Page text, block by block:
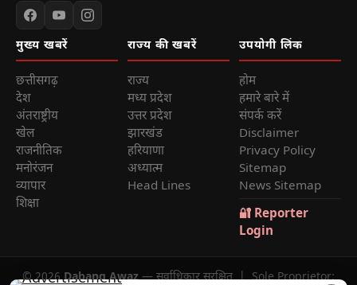
मुख्य खबरें
छत्तीसगढ़
देश
अंतराष्ट्रीय
खेल
राजनीतिक
मनोरंजन
व्यापार
शिक्षा
राज्य की खबरें
राज्य
मध्य प्रदेश
उत्तर प्रदेश
झारखंड
हरियाणा
अध्यात्म
Head Lines
उपयोगी लिंक
होम
हमारे बारे में
संपर्क करें
Disclaimer
Privacy Policy
Sitemap
News Sitemap
🔐 Reporter
Login
© 2026Dabang Awaz— सर्वाधिकार सुरक्षित | Sole Proprietor: